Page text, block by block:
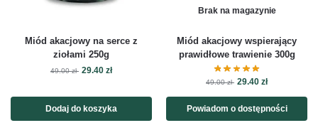
Miód akacjowy na serce z
ziołami 250g
49.00zł 29.40 zł
Dodaj do koszyka
Brak na magazynie
Miód akacjowy wspierający
prawidłowe trawienie 300g
49.00zł 29.40 zł
Powiadom o dostępności